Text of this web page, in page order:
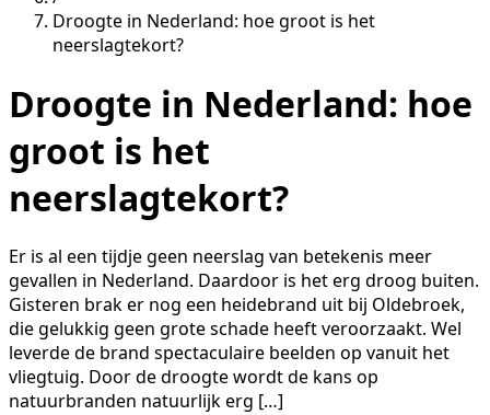
Droogte in Nederland: hoe groot is het
neerslagtekort?
Droogte in Nederland: hoe
groot is het
neerslagtekort?
Er is al een tijdje geen neerslag van betekenis meer
gevallen in Nederland. Daardoor is het erg droog buiten.
Gisteren brak er nog een heidebrand uit bij Oldebroek,
die gelukkig geen grote schade heeft veroorzaakt. Wel
leverde de brand spectaculaire beelden op vanuit het
vliegtuig. Door de droogte wordt de kans op
natuurbranden natuurlijk erg […]